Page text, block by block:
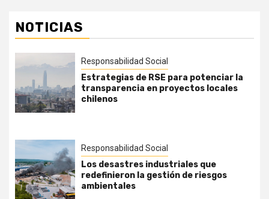
NOTICIAS
Responsabilidad Social
Estrategias de RSE para potenciar la
transparencia en proyectos locales
chilenos
Responsabilidad Social
Los desastres industriales que
redefinieron la gestión de riesgos
ambientales